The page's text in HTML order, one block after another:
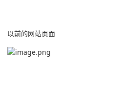
以前的网站页面